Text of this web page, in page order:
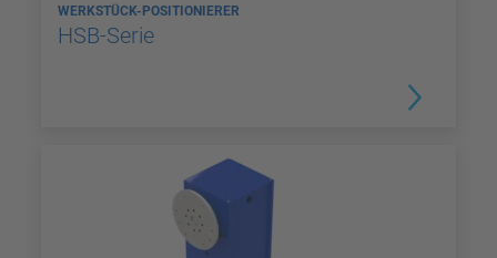
WERKSTÜCK-POSITIONIERER
HSB-Serie